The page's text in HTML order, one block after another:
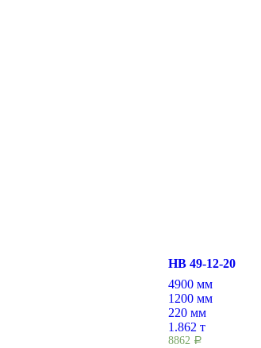
НВ 49-12-20
4900 мм
1200 мм
220 мм
1.862 т
8862 Р